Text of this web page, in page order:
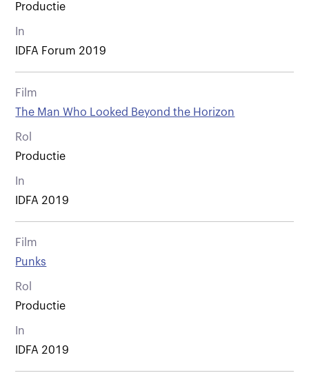
Productie
In
IDFA Forum 2019
Film
The Man Who Looked Beyond the Horizon
Rol
Productie
In
IDFA 2019
Film
Punks
Rol
Productie
In
IDFA 2019